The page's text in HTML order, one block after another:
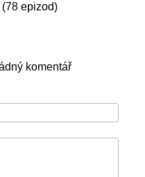
epizod)
komentář